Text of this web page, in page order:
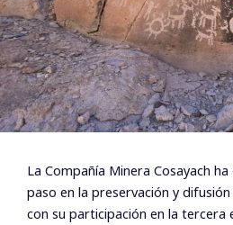
La Compañía Minera Cosayach
paso en la preservación y
con su participación en la tercera